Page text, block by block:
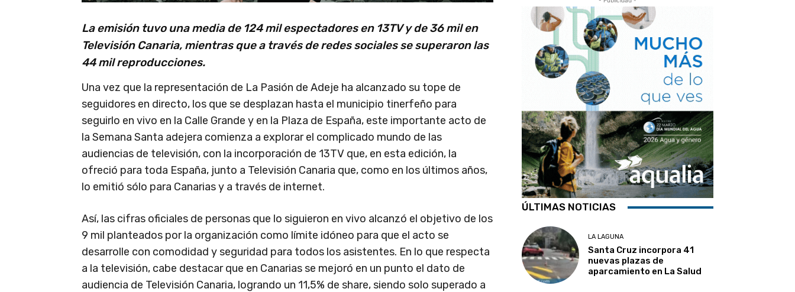
La emisión tuvo una media de 124 mil espectadores en 13TV y de 36 mil en
Televisión Canaria, mientras que a través de redes sociales se superaron las
44 mil reproducciones.
Una vez que la representación de La Pasión de Adeje ha alcanzado su tope de
seguidores en directo, los que se desplazan hasta el municipio tinerfeño para
seguirlo en vivo en la Calle Grande y en la Plaza de España, este importante acto de
la Semana Santa adejera comienza a explorar el complicado mundo de las
audiencias de televisión, con la incorporación de 13TV que, en esta edición, la
ofreció para toda España, junto a Televisión Canaria que, como en los últimos años,
lo emitió sólo para Canarias y a través de internet.
Así, las cifras oficiales de personas que lo siguieron en vivo alcanzó el objetivo de los
9 mil planteados por la organización como límite idóneo para que el acto se
desarrolle con comodidad y seguridad para todos los asistentes. En lo que respecta
a la televisión, cabe destacar que en Canarias se mejoró en un punto el dato de
audiencia de Televisión Canaria, logrando un 11,5% de share, siendo solo superado a
ÚLTIMAS NOTICIAS
LA LAGUNA
Santa Cruz incorpora 41
nuevas plazas de
aparcamiento en La Salud